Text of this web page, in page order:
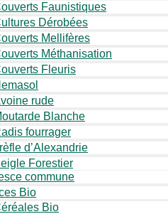
Faunistiques
Dérobées
Mellifères
Méthanisation
Fleuris
rude
Blanche
fourrager
d’Alexandrie
Forestier
commune
Bio
Bio